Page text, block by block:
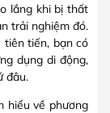
lắng khi bị thất
trải nghiệm đó.
tiên tiến, bạn có
dụng di động,
đâu.
hiểu về phương